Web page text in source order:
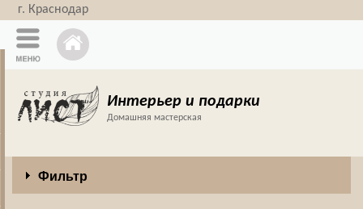
г. Краснодар
Интерьер и подарки
Домашняя мастерская
Фильтр